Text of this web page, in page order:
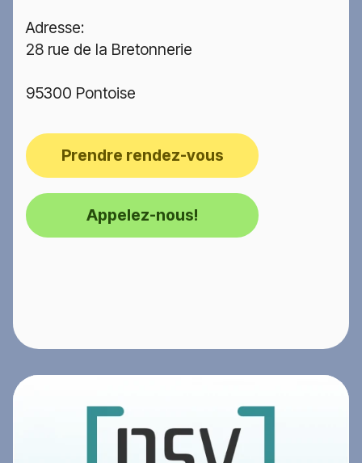
Adresse:
28 rue de la Bretonnerie
95300 Pontoise
Prendre rendez-vous
Appelez-nous!